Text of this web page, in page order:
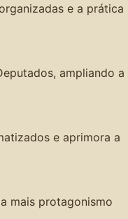
e a prática
ampliando a
e aprimora a
mais protagonismo